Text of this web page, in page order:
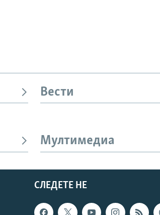
Вести
Мултимедиа
СЛЕДЕТЕ НЕ